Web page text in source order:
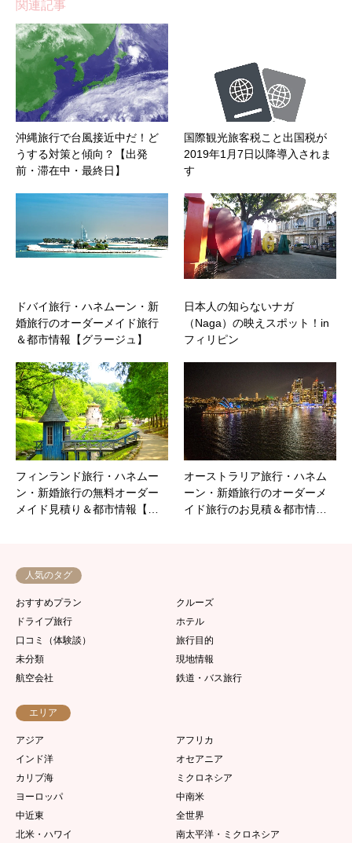
関連記事
沖縄旅行で台風接近中だ！ど
うする対策と傾向？【出発
前・滞在中・最終日】
国際観光旅客税こと出国税が
2019年1月7日以降導入されま
す
ドバイ旅行・ハネムーン・新
婚旅行のオーダーメイド旅行
＆都市情報【グラージュ】
日本人の知らないナガ
（Naga）の映えスポット！in
フィリピン
フィンランド旅行・ハネムー
ン・新婚旅行の無料オーダー
メイド見積り＆都市情報【…
オーストラリア旅行・ハネム
ーン・新婚旅行のオーダーメ
イド旅行のお見積＆都市情…
人気のタグ
おすすめプラン
クルーズ
ドライブ旅行
ホテル
口コミ（体験談）
旅行目的
未分類
現地情報
航空会社
鉄道・バス旅行
エリア
アジア
アフリカ
インド洋
オセアニア
カリブ海
ミクロネシア
ヨーロッパ
中南米
中近東
全世界
北米・ハワイ
南太平洋・ミクロネシア